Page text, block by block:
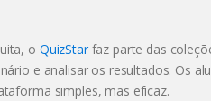
o QuizStarfaz parte das
e analisar os resultados. Os
simples, mas eficaz.